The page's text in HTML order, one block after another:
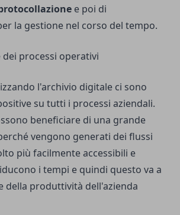
e poi di
la gestione nel corso del tempo.
processi operativi
l'archivio digitale ci sono
su tutti i processi aziendali.
beneficiare di una grande
vengono generati dei flussi
più facilmente accessibili e
i tempi e quindi questo va a
della produttività dell'azienda